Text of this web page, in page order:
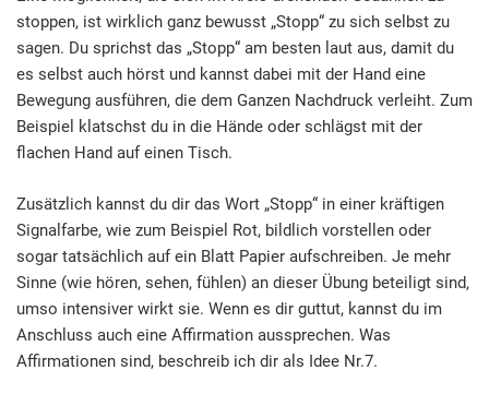
stoppen, ist wirklich ganz bewusst „Stopp“ zu sich selbst zu
sagen. Du sprichst das „Stopp“ am besten laut aus, damit du
es selbst auch hörst und kannst dabei mit der Hand eine
Bewegung ausführen, die dem Ganzen Nachdruck verleiht. Zum
Beispiel klatschst du in die Hände oder schlägst mit der
flachen Hand auf einen Tisch.
Zusätzlich kannst du dir das Wort „Stopp“ in einer kräftigen
Signalfarbe, wie zum Beispiel Rot, bildlich vorstellen oder
sogar tatsächlich auf ein Blatt Papier aufschreiben. Je mehr
Sinne (wie hören, sehen, fühlen) an dieser Übung beteiligt sind,
umso intensiver wirkt sie. Wenn es dir guttut, kannst du im
Anschluss auch eine Affirmation aussprechen. Was
Affirmationen sind, beschreib ich dir als Idee Nr.7.